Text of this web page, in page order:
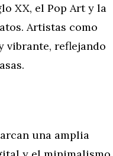
XX, el Pop Art y la
Artistas como
vibrante, reflejando
una amplia